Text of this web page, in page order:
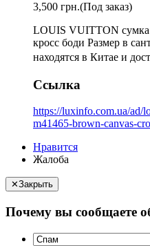
3,500 грн.(Под заказ)
LOUIS VUITTON сумка
кросс боди Размер в
находятся в Китае и
Ссылка
https://luxinfo.com.ua/ad/
m41465-brown-canvas-
Нравится
Жалоба
✕Закрыть
Почему вы сообщаете